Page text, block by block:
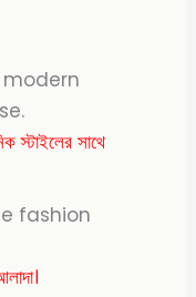
স্টাইলের সাথে
fashion